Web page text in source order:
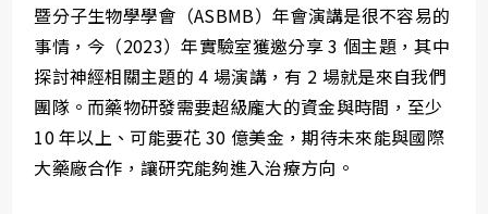
暨分子生物學學會（ASBMB）年會演講是很不容易的
事情，今（2023）年實驗室獲邀分享 3 個主題，其中
探討神經相關主題的 4 場演講，有 2 場就是來自我們
團隊。而藥物研發需要超級龐大的資金與時間，至少
10 年以上、可能要花 30 億美金，期待未來能與國際
大藥廠合作，讓研究能夠進入治療方向。